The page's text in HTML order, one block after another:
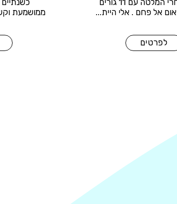
ברפת ליד אום אל פחם . אלי היית...